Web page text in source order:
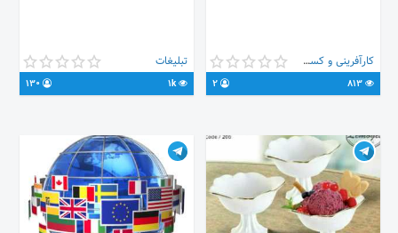
کارآفرینی و کسب و کار تبلیغات
1k